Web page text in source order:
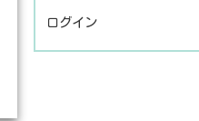
ログイン